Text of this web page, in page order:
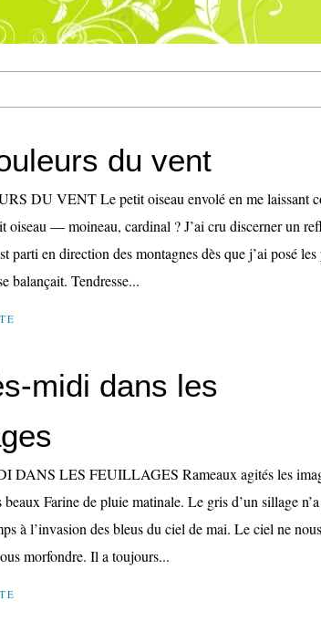
du vent
DU VENT Le petit oiseau envolé en me laissant
oiseau — moineau, cardinal ? J’ai cru discerner un
parti en direction des montagnes dès que j’ai posé les
balançait. Tendresse...
midi dans les
DANS LES FEUILLAGES Rameaux agités les
Farine de pluie matinale. Le gris d’un sillage
à l’invasion des bleus du ciel de mai. Le ciel ne nous
morfondre. Il a toujours...